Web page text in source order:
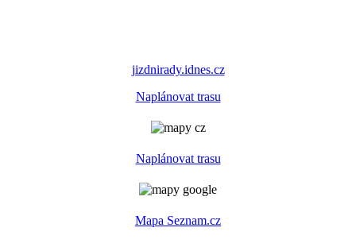
jizdnirady.idnes.cz
Naplánovat trasu
Naplánovat trasu
Mapa Seznam.cz